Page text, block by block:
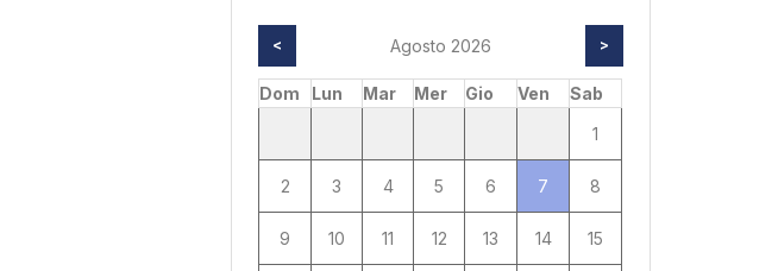
< Agosto 2026 >
Dom Lun Mar Mer Gio Ven
Sab
1
2 3 4 5 6 7 8
9 10 11 12 13 14 15